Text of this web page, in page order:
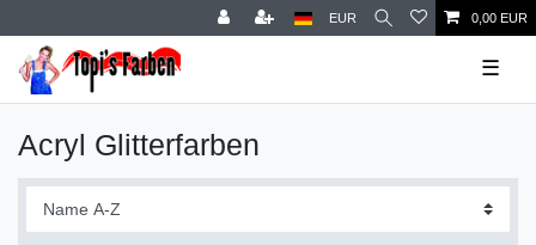
EUR 0,00 EUR
☰
Acryl Glitterfarben